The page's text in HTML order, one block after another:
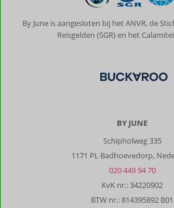
By June is aangesloten bij het ANVR, de
Reisgelden (SGR) en het
BY JUNE
Schipholweg 335
1171 PL Badhoevedorp,
020 449 94 70
KvK nr.: 34220902
BTW nr.: 814395892 B01